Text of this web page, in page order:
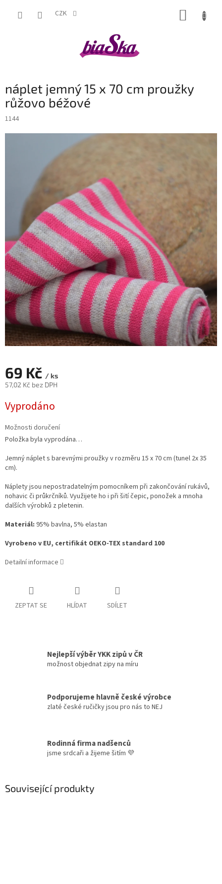
CZK
náplet jemný 15 x 70 cm proužky
růžovo béžové
1144
69 Kč / ks
57,02 Kč bez DPH
cena:
Vyprodáno
Možnosti doručení
Položka byla vyprodána…
Jemný náplet s barevnými proužky v rozměru 15 x 70 cm (tunel 2x 35
cm).
Náplety jsou nepostradatelným pomocníkem při zakončování rukávů,
nohavic či průkrčníků. Využijete ho i při šití čepic, ponožek a mnoha
dalších výrobků z pletenin.
Materiál: 95% bavlna, 5% elastan
Vyrobeno v EU, certifikát OEKO-TEX standard 100
Detailní informace
ZEPTAT SE HLÍDAT SDÍLET
Nejlepší výběr YKK zipů v ČR
možnost objednat zipy na míru
Podporujeme hlavně české výrobce
zlaté české ručičky jsou pro nás to NEJ
Rodinná firma nadšenců
jsme srdcaři a žijeme šitím 💜
Související produkty